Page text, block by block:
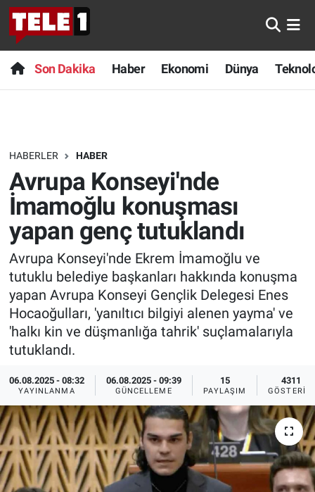
Son Dakika Haber Ekonomi Dünya
HABERLER HABER
Avrupa Konseyi'nde
İmamoğlu konuşması
yapan genç tutuklandı
Avrupa Konseyi'nde Ekrem İmamoğlu ve
tutuklu belediye başkanları hakkında konuşma
yapan Avrupa Konseyi Gençlik Delegesi Enes
Hocaoğulları, 'yanıltıcı bilgiyi alenen yayma' ve
'halkı kin ve düşmanlığa tahrik' suçlamalarıyla
tutuklandı.
06.08.2025 - 08:32
YAYINLANMA
06.08.2025 - 09:39
GÜNCELLEME
15
PAYLAŞIM
4311
GÖSTERIM
Anında Manşet
Başka Sohbetler
Bilim turu
Bilim ve Teknoloji Evreni
Doğa Konuşuyor
Dünya
Ege Saati
Ege'den Esintiler
Eğitim
Eğlence
Ekonomi
Forum
Son Dakika
Haber
Dünya
Teknoloji
Sağlık
Spor
Yayın Akışı
İletişim
Nöbetçi Eczaneler
Hava Durumu
Trafik Durumu
Süper Lig Puan Durumu ve Fikstür
Tüm Manşetler
Son Dakika Haberleri
Haber Arşivi